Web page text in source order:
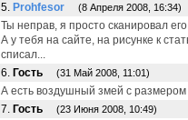
5. Prohfesor (8 Апреля 2008, 16:34)
Ты неправ, я просто сканировал
А у тебя на сайте, на рисунке к
списал...
6. Гость (31 Май 2008, 11:01)
А есть воздушный змей с
7. Гость (23 Июня 2008, 10:49)